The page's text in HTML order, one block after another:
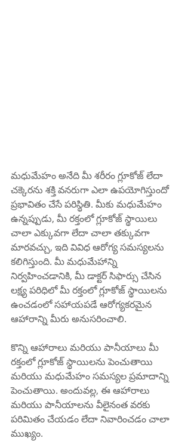
మధుమేహం అనేది మీ శరీరం గ్లూకోజ్ లేదా
చక్కెరను శక్తి వనరుగా ఎలా ఉపయోగిస్తుందో
ప్రభావితం చేసే పరిస్థితి. మీకు మధుమేహం
ఉన్నప్పుడు, మీ రక్తంలో గ్లూకోజ్ స్థాయిలు
చాలా ఎక్కువగా లేదా చాలా తక్కువగా
మారవచ్చు, ఇది వివిధ ఆరోగ్య సమస్యలను
కలిగిస్తుంది. మీ మధుమేహాన్ని
నిర్వహించడానికి, మీ డాక్టర్ సిఫార్సు చేసిన
లక్ష్య పరిధిలో మీ రక్తంలో గ్లూకోజ్ స్థాయిలను
ఉంచడంలో సహాయపడే ఆరోగ్యకరమైన
ఆహారాన్ని మీరు అనుసరించాలి.
కొన్ని ఆహారాలు మరియు పానీయాలు మీ
రక్తంలో గ్లూకోజ్ స్థాయిలను పెంచుతాయి
మరియు మధుమేహం సమస్యల ప్రమాదాన్ని
పెంచుతాయి. అందువల్ల, ఈ ఆహారాలు
మరియు పానీయాలను వీలైనంత వరకు
పరిమితం చేయడం లేదా నివారించడం చాలా
ముఖ్యం.